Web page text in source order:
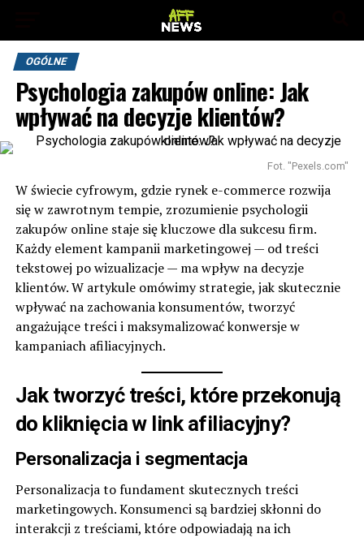
OGÓLNE
Psychologia zakupów online: Jak
wpływać na decyzje klientów?
Fot. "Pexels.com"
W świecie cyfrowym, gdzie rynek e-commerce rozwija
się w zawrotnym tempie, zrozumienie psychologii
zakupów online staje się kluczowe dla sukcesu firm.
Każdy element kampanii marketingowej — od treści
tekstowej po wizualizacje — ma wpływ na decyzje
klientów. W artykule omówimy strategie, jak skutecznie
wpływać na zachowania konsumentów, tworzyć
angażujące treści i maksymalizować konwersje w
kampaniach afiliacyjnych.
Jak tworzyć treści, które przekonują
do kliknięcia w link afiliacyjny?
Personalizacja i segmentacja
Personalizacja to fundament skutecznych treści
marketingowych. Konsumenci są bardziej skłonni do
interakcji z treściami, które odpowiadają na ich